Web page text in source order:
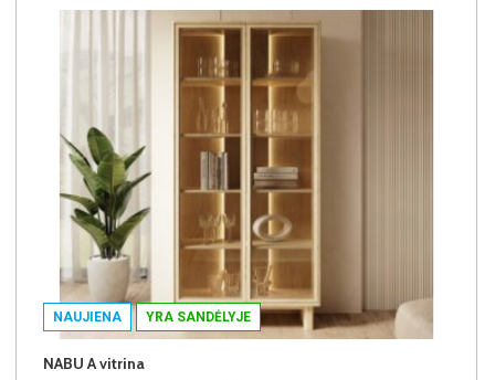
NAUJIENA YRA SANDĖLYJE
NABU A vitrina